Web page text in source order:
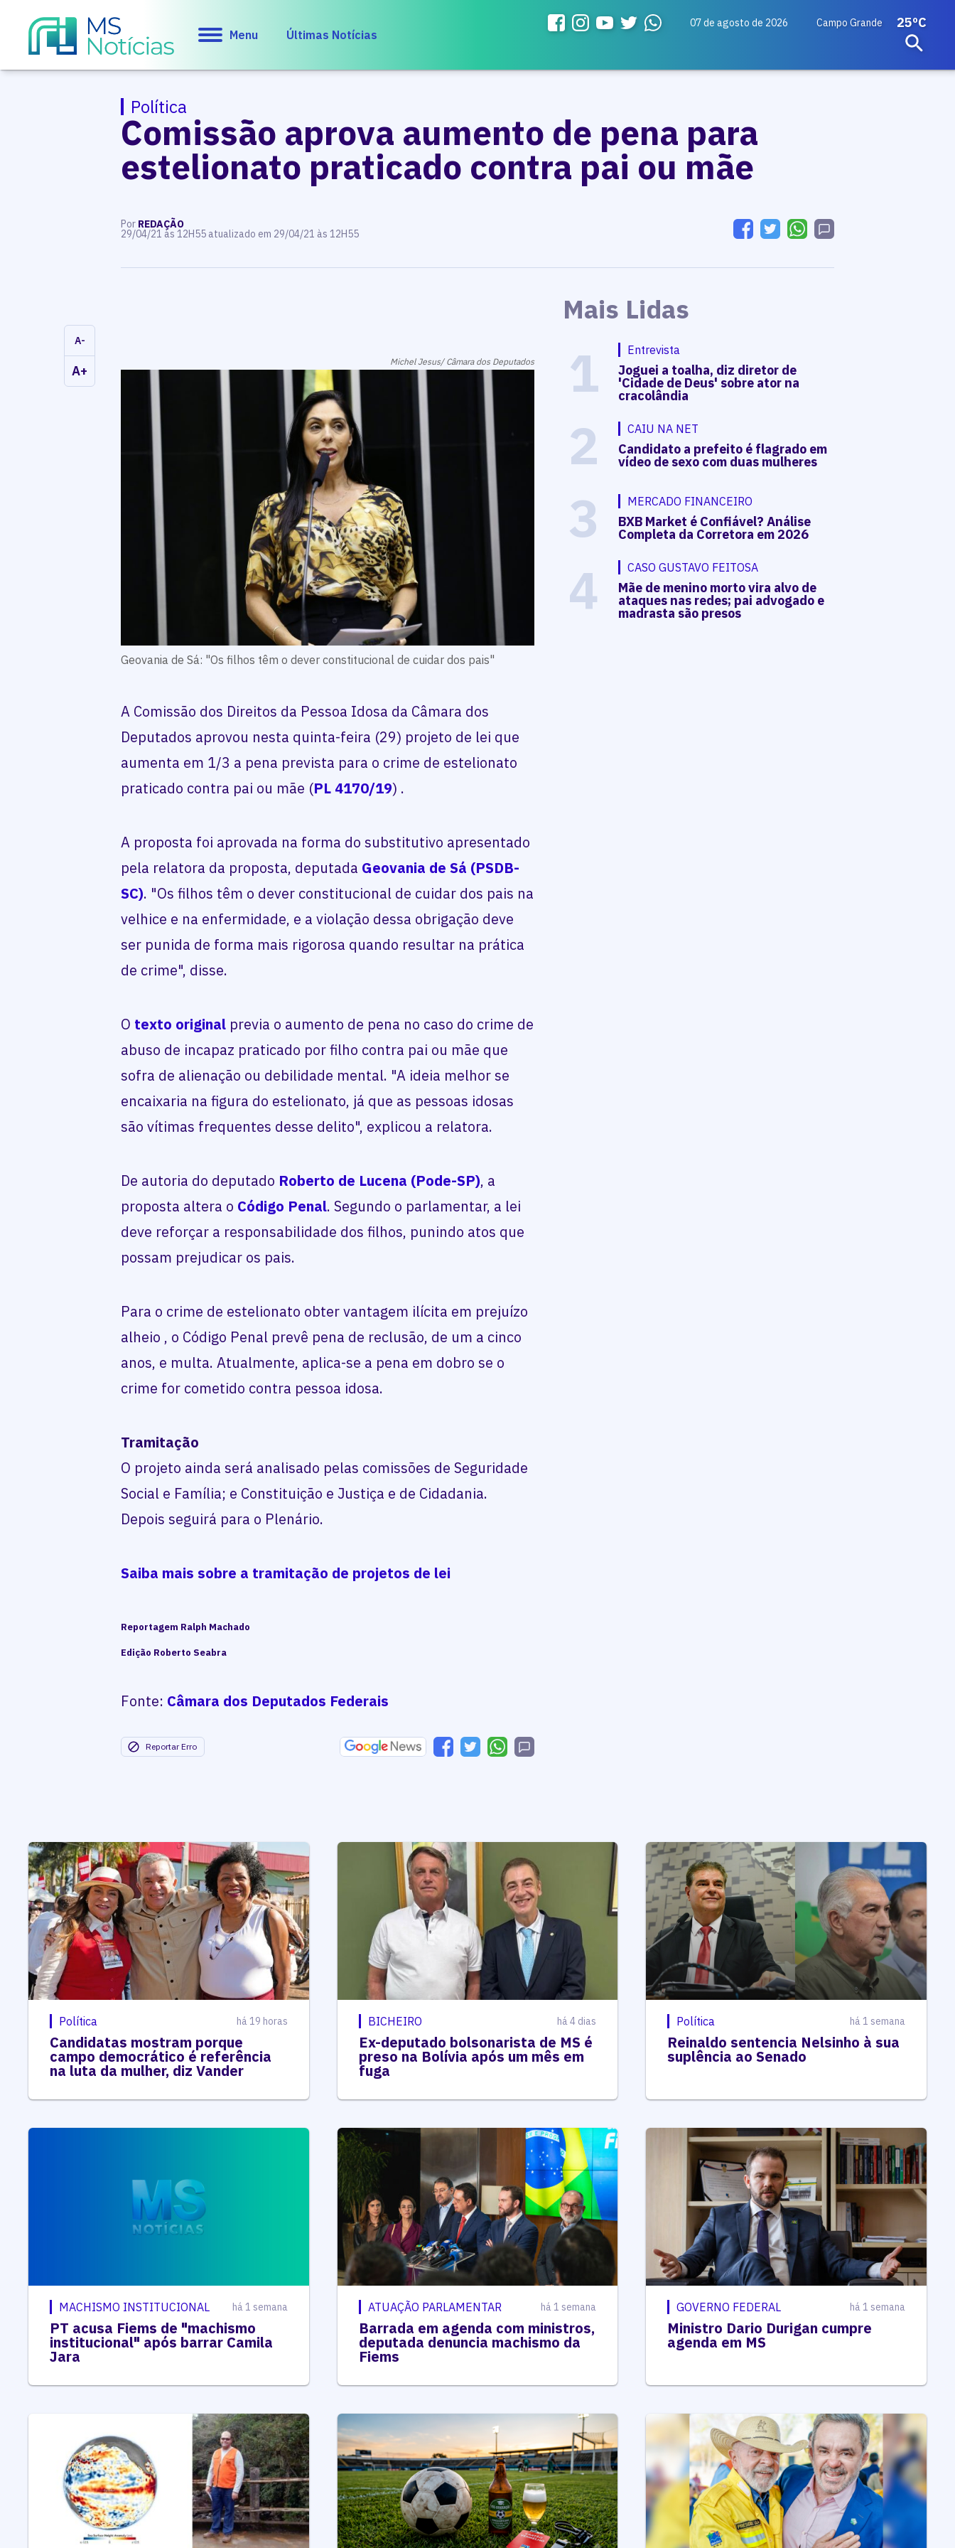
Menu Últimas Notícias
07 de agosto de 2026 Campo Grande 25ºC
Política
Comissão aprova aumento de pena para
estelionato praticado contra pai ou mãe
Por REDAÇÃO
29/04/21 às 12H55 atualizado em 29/04/21 às 12H55
A-
A+
Michel Jesus/ Câmara dos Deputados
Geovania de Sá: "Os filhos têm o dever constitucional de cuidar dos pais"
A Comissão dos Direitos da Pessoa Idosa da Câmara dos
Deputados aprovou nesta quinta-feira (29) projeto de lei que
aumenta em 1/3 a pena prevista para o crime de estelionato
praticado contra pai ou mãe (PL 4170/19) .
A proposta foi aprovada na forma dosubstitutivo apresentado
pela relatora da proposta, deputada Geovania de Sá (PSDB-
SC). "Os filhos têm o dever constitucional de cuidar dos pais na
velhice e na enfermidade, e a violação dessa obrigação deve
ser punida de forma mais rigorosa quando resultar na prática
de crime", disse.
O texto original previa o aumento de pena no caso do crime de
abuso de incapaz praticado por filho contra pai ou mãe que
sofra de alienação ou debilidade mental. "A ideia melhor se
encaixaria na figura do estelionato, já que as pessoas idosas
são vítimas frequentes desse delito", explicou a relatora.
De autoria do deputado Roberto de Lucena (Pode-SP), a
proposta altera o Código Penal. Segundo o parlamentar, a lei
deve reforçar a responsabilidade dos filhos, punindo atos que
possam prejudicar os pais.
Para o crime de estelionato obter vantagem ilícita em prejuízo
alheio , o Código Penal prevê pena de reclusão, de um a cinco
anos, e multa. Atualmente, aplica-se a pena em dobro se o
crime for cometido contra pessoa idosa.
Tramitação
O projeto ainda será analisado pelas comissões de Seguridade
Social e Família; e Constituição e Justiça e de Cidadania.
Depois seguirá para o Plenário.
Saiba mais sobre a tramitação de projetos de lei
Reportagem Ralph Machado
Edição Roberto Seabra
Fonte: Câmara dos Deputados Federais
Reportar Erro
Mais Lidas
1 Entrevista
Joguei a toalha, diz diretor de
'Cidade de Deus' sobre ator na
cracolândia
2 CAIU NA NET
Candidato a prefeito é flagrado em
vídeo de sexo com duas mulheres
3 MERCADO FINANCEIRO
BXB Market é Confiável? Análise
Completa da Corretora em 2026
4 CASO GUSTAVO FEITOSA
Mãe de menino morto vira alvo de
ataques nas redes; pai advogado e
madrasta são presos
Política há 19 horas
Candidatas mostram porque
campo democrático é referência
na luta da mulher, diz Vander
BICHEIRO há 4 dias
Ex-deputado bolsonarista de MS é
preso na Bolívia após um mês em
fuga
Política há 1 semana
Reinaldo sentencia Nelsinho à sua
suplência ao Senado
MACHISMO INSTITUCIONAL há 1 semana
PT acusa Fiems de "machismo
institucional" após barrar Camila
Jara
ATUAÇÃO PARLAMENTAR há 1 semana
Barrada em agenda com ministros,
deputada denuncia machismo da
Fiems
GOVERNO FEDERAL há 1 semana
Ministro Dario Durigan cumpre
agenda em MS